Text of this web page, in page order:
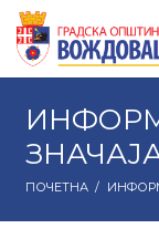
ПОЧЕТНА /